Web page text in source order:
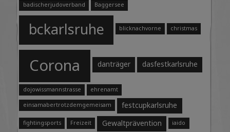
badischerjudoverband Baggersee
bckarlsruhe blicknachvorne christmas
Corona danträger dasfestkarlsruhe
dojowissmannstrasse ehrenamt
einsamabertrotzdemgemeisam festcupkarlsruhe
fightingsports Freizeit Gewaltprävention iaido